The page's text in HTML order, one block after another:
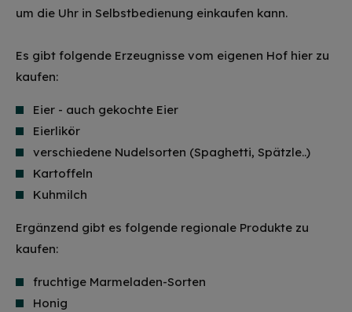
um die Uhr in Selbstbedienung einkaufen kann.
Es gibt folgende Erzeugnisse vom eigenen Hof hier zu
kaufen:
Eier - auch gekochte Eier
Eierlikör
verschiedene Nudelsorten (Spaghetti, Spätzle..)
Kartoffeln
Kuhmilch
Ergänzend gibt es folgende regionale Produkte zu
kaufen:
fruchtige Marmeladen-Sorten
Honig